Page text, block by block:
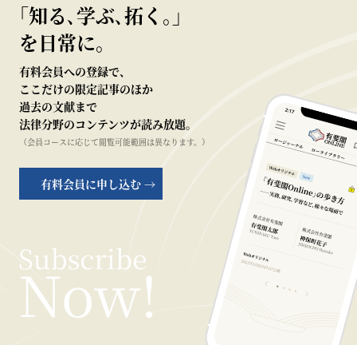
｢知る､学ぶ､拓く｡｣
を日常に。
有料会員への登録で、
ここだけの限定記事のほか
過去の文献まで
法律分野のコンテンツが読み放題。
（会員コースに応じて閲覧可能範囲は異なります。）
有料会員に申し込む →